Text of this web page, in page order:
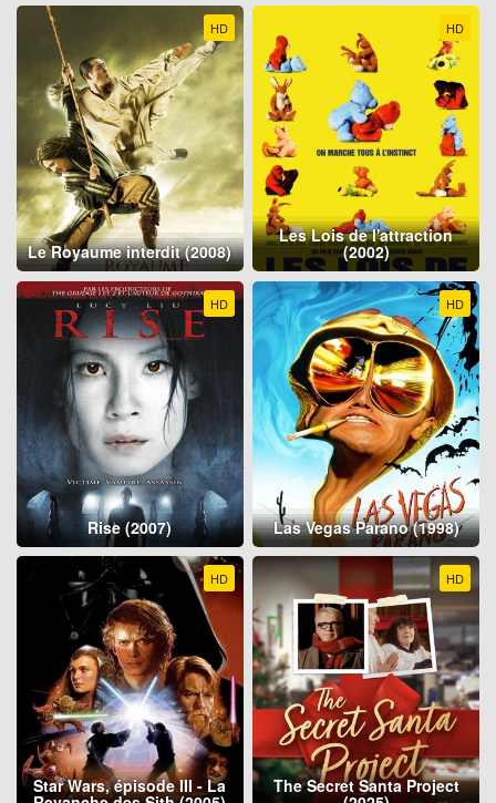
HD
Le Royaume interdit (2008)
HD
Les Lois de l'attraction
(2002)
HD
Rise (2007)
HD
Las Vegas Parano (1998)
HD
Star Wars, épisode III - La
HD
The Secret Santa Project